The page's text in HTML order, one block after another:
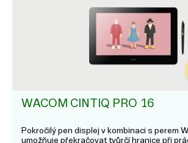
WACOM CINTIQ PRO 16
Pokročilý pen displej v kombinaci s perem
umožňuje překračovat tvůrčí hranice při